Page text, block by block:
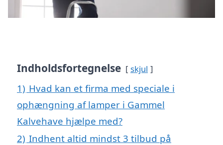
Indholdsfortegnelse skjul
1) Hvad kan et firma med speciale i
ophængning af lamper i Gammel
Kalvehave hjælpe med?
2) Indhent altid mindst 3 tilbud på